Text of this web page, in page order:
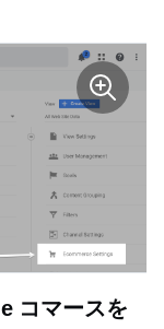
e コマースを